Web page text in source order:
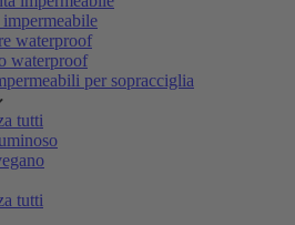
impermeabile
waterproof
waterproof
per sopracciglia
tutti
tutti